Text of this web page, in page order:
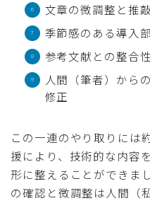
文章の微調整と推敲
季節感のある導入
参考文献との整合
人間（筆者）から
修正
この一連のやり取りには
援により、技術的な内容
形に整えることができま
の確認と微調整は人間（